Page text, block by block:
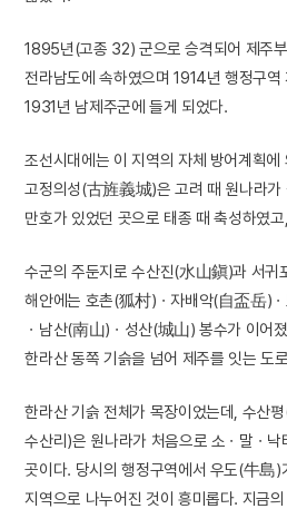
1895년(고종 32) 군으로 승격되어 제주
전라남도에 속하였으며 1914년 행정구
1931년 남제주군에 들게 되었다.
조선시대에는 이 지역의 자체 방어계획
고정의성(古旌義城)은 고려 때 원나라가
만호가 있었던 곳으로 태종 때 축성하였
수군의 주둔지로 수산진(水山鎭)과 서귀
해안에는 호촌(狐村)ㆍ자배악(自盃岳)
ㆍ남산(南山)ㆍ성산(城山) 봉수가 이어
한라산 동쪽 기슭을 넘어 제주를 잇는 도
한라산 기슭 전체가 목장이었는데, 수산
수산리)은 원나라가 처음으로 소ㆍ말ㆍ
곳이다. 당시의 행정구역에서 우도(牛島)
지역으로 나누어진 것이 흥미롭다. 지금